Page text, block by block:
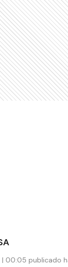
| 00:05 publicado